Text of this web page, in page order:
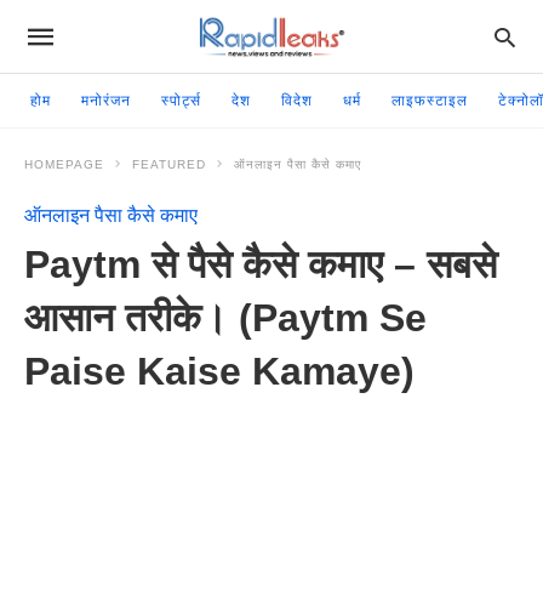
होम मनोरंजन स्पोर्ट्स देश विदेश धर्म लाइफस्टाइल
HOMEPAGE FEATURED ऑनलाइन पैसा कैसे कमाए
ऑनलाइन पैसा कैसे कमाए
Paytm से पैसे कैसे कमाए – सबसे
आसान तरीके। (Paytm Se
Paise Kaise Kamaye)